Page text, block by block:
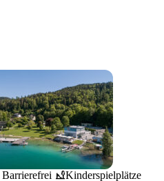
Barrierefrei playground_2Kinderspielplätze